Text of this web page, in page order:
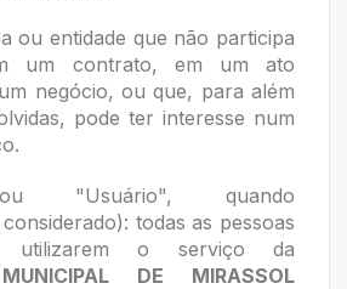
ou entidade que não participa
um contrato, em um ato
negócio, ou que, para além
pode ter interesse num
"Usuário", quando
todas as pessoas
utilizarem o serviço da
MUNICIPAL DE MIRASSOL